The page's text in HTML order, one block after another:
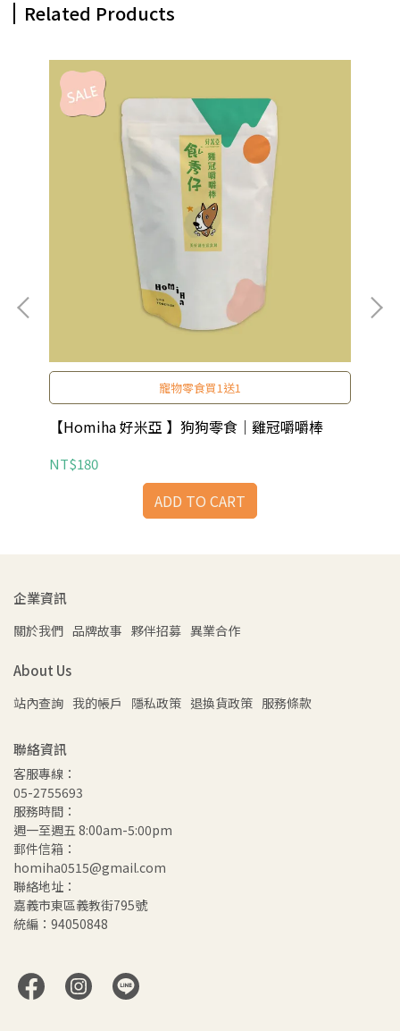
Related Products
寵物零食買1送1
【Homiha 好米亞 】狗狗零食｜雞冠嚼嚼棒
NT$180
ADD TO CART
企業資訊
關於我們 品牌故事 夥伴招募 異業合作
About Us
站內查詢 我的帳戶 隱私政策 退換貨政策 服務條款
聯絡資訊
客服專線：
05-2755693
服務時間：
週一至週五 8:00am-5:00pm
郵件信箱：
homiha0515@gmail.com
聯絡地址：
嘉義市東區義教街795號
統編：94050848